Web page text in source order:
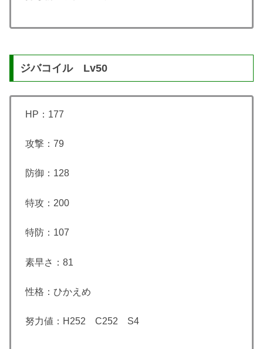
ジバコイル Lv50
HP：177
攻撃：79
防御：128
特攻：200
特防：107
素早さ：81
性格：ひかえめ
努力値：H252 C252 S4